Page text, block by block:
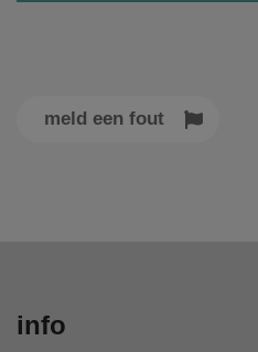
meld een fout
info